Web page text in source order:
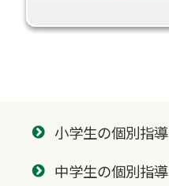
小学生の個別指導
中学生の個別指導